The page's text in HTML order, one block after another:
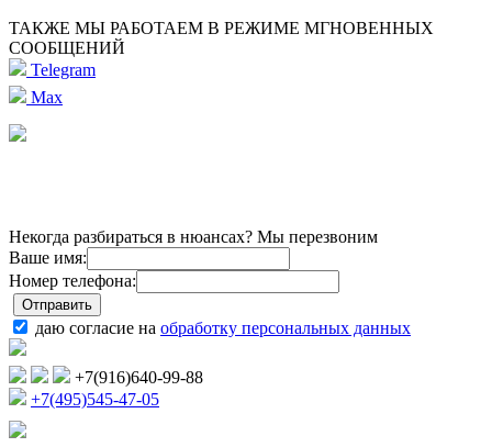
ТАКЖЕ МЫ РАБОТАЕМ В РЕЖИМЕ МГНОВЕННЫХ
СООБЩЕНИЙ
Telegram
Max
Некогда разбираться в нюансах? Мы перезвоним
Ваше имя:
Номер телефона:
даю согласие на обработку персональных данных
+7(916)640-99-88
+7(495)545-47-05